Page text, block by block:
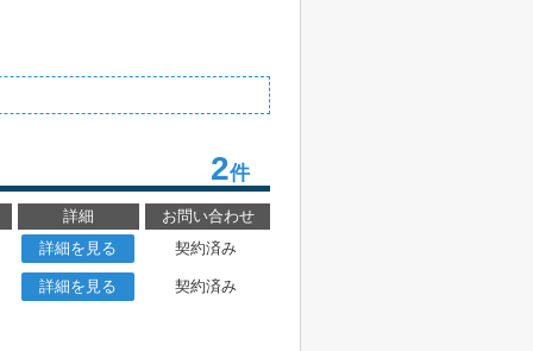
2件
詳細
お問い合わせ
詳細を見る 契約済み
詳細を見る
契約済み